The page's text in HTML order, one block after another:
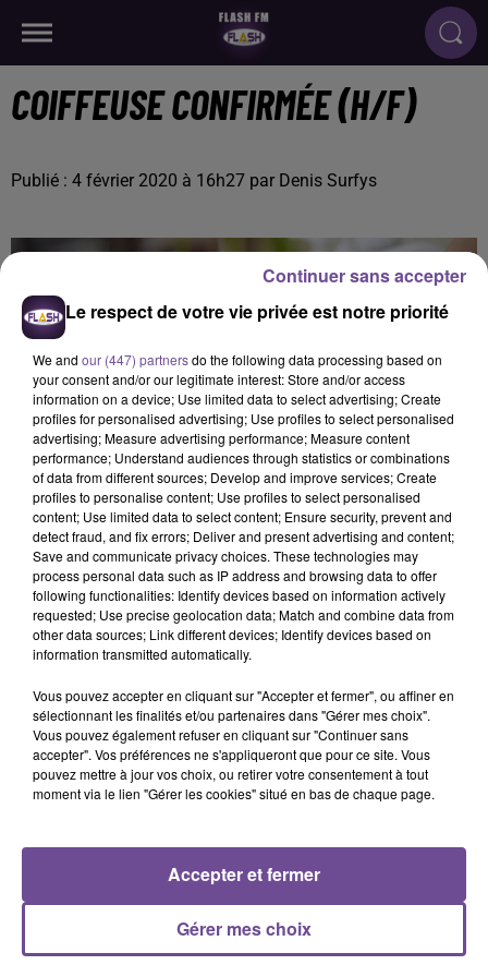
COIFFEUSE CONFIRMÉE (H/F)
Publié : 4 février 2020 à 16h27 par Denis Surfys
Un salon de coiffure situé à Isle recherche une coiffeuse
confirmée. Vous devrez être autonome sur votre poste et
travailler en équipe. La clientèle est déjà existante. Il s’agit
d’un CDI de 35h. Le CAP Coiffure est exigé. Référence de
l’offre : contactez Flash FM au 05 55 31 15 15
PUBLICITÉS
Le respect de votre vie privée est notre priorité
We and our (447) partnersdo the following data processing based on
your consent and/or our legitimate interest: Store and/or access
information on a device; Use limited data to select advertising; Create
profiles for personalised advertising; Use profiles to select personalised
advertising; Measure advertising performance; Measure content
performance; Understand audiences through statistics or combinations
of data from different sources; Develop and improve services; Create
profiles to personalise content; Use profiles to select personalised
content; Use limited data to select content; Ensure security, prevent and
detect fraud, and fix errors; Deliver and present advertising and content;
Save and communicate privacy choices. These technologies may
process personal data such as IP address and browsing data to offer
following functionalities: Identify devices based on information actively
requested; Use precise geolocation data; Match and combine data from
other data sources; Link different devices; Identify devices based on
information transmitted automatically.
Vous pouvez accepter en cliquant sur "Accepter et fermer", ou affiner en
sélectionnant les finalités et/ou partenaires dans "Gérer mes choix".
Vous pouvez également refuser en cliquant sur "Continuer sans
accepter". Vos préférences ne s'appliqueront que pour ce site. Vous
pouvez mettre à jour vos choix, ou retirer votre consentement à tout
moment via le lien "Gérer les cookies" situé en bas de chaque page.
Gérer mes choix
Accepter et fermer
Continuer sans accepter